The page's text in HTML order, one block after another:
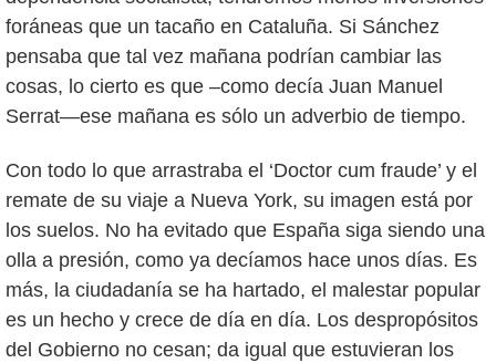
foráneas que un tacaño en Cataluña. Si Sánchez
pensaba que tal vez mañana podrían cambiar las
cosas, lo cierto es que –como decía Juan Manuel
Serrat—ese mañana es sólo un adverbio de tiempo.
Con todo lo que arrastraba el ‘Doctor cum fraude’ y el
remate de su viaje a Nueva York, su imagen está por
los suelos. No ha evitado que España siga siendo una
olla a presión, como ya decíamos hace unos días. Es
más, la ciudadanía se ha hartado, el malestar popular
es un hecho y crece de día en día. Los despropósitos
del Gobierno no cesan; da igual que estuvieran los